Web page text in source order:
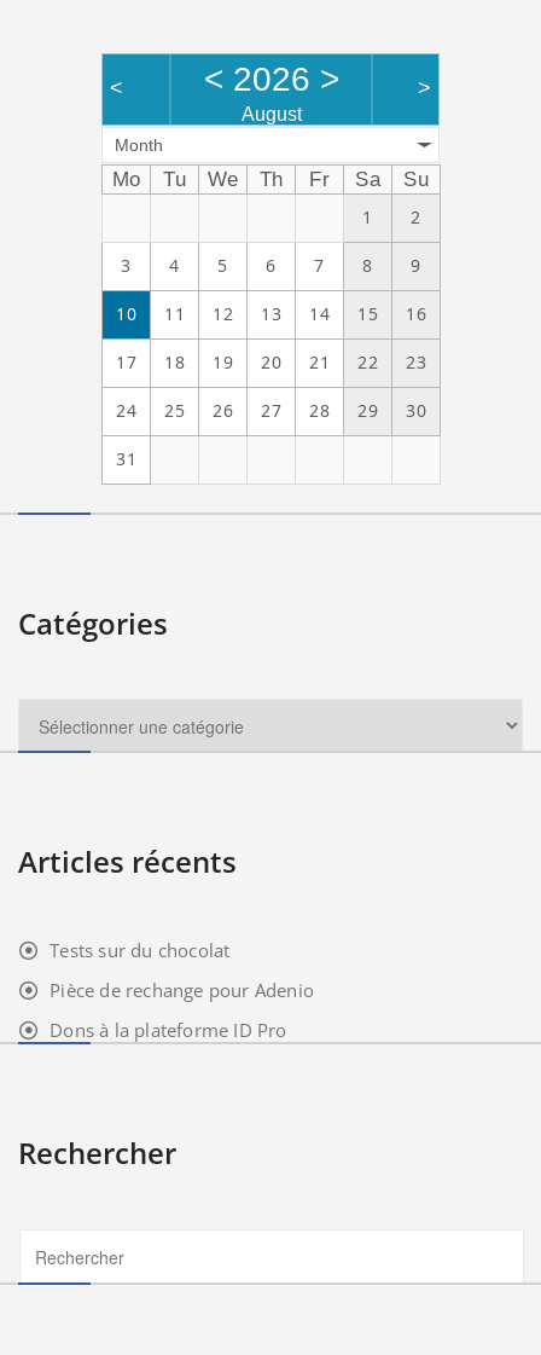
< < 2026 >
August
>
Month
Mo Tu We Th Fr Sa
Su
1
2
3 4 5 6 7 8 9
10 11 12 13 14 15 16
17 18 19 20 21 22 23
24 25 26 27 28 29 30
31
Catégories
Articles récents
Tests sur du chocolat
Pièce de rechange pour Adenio
Dons à la plateforme ID Pro
Rechercher